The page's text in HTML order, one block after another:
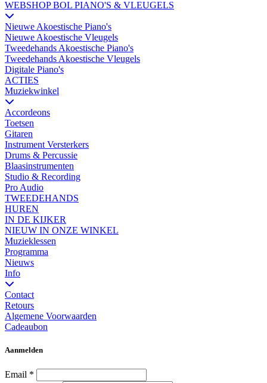
WEBSHOP BOL PIANO'S & VLEUGELS
Nieuwe Akoestische Piano's
Nieuwe Akoestische Vleugels
Tweedehands Akoestische Piano's
Tweedehands Akoestische Vleugels
Digitale Piano's
ACTIES
Muziekwinkel
Accordeons
Toetsen
Gitaren
Instrument Versterkers
Drums & Percussie
Blaasinstrumenten
Studio & Recording
Pro Audio
TWEEDEHANDS
HUREN
IN DE KIJKER
NIEUW IN ONZE WINKEL
Muzieklessen
Programma
Nieuws
Info
Contact
Retours
Algemene Voorwaarden
Cadeaubon
Aanmelden
Email *